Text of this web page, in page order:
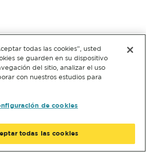
todas las cookies”, usted
se guarden en su dispositivo
del sitio, analizar el uso
con nuestros estudios para
de cookies
todas las cookies